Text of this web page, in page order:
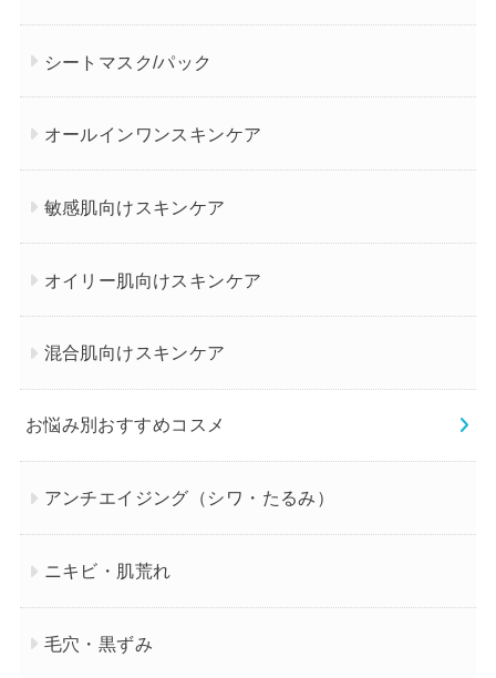
シートマスク/パック
オールインワンスキンケア
敏感肌向けスキンケア
オイリー肌向けスキンケア
混合肌向けスキンケア
お悩み別おすすめコスメ
アンチエイジング（シワ・たるみ）
ニキビ・肌荒れ
毛穴・黒ずみ